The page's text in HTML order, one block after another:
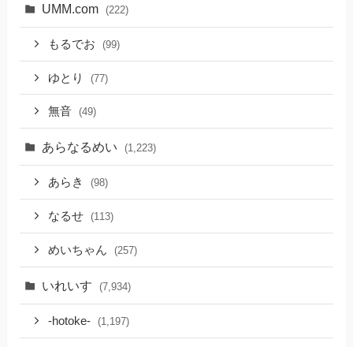
UMM.com (222)
もるでお (99)
ゆとり (77)
無音 (49)
あらなるめい (1,223)
あらき (98)
なるせ (113)
めいちゃん (257)
いれいす (7,934)
-hotoke- (1,197)